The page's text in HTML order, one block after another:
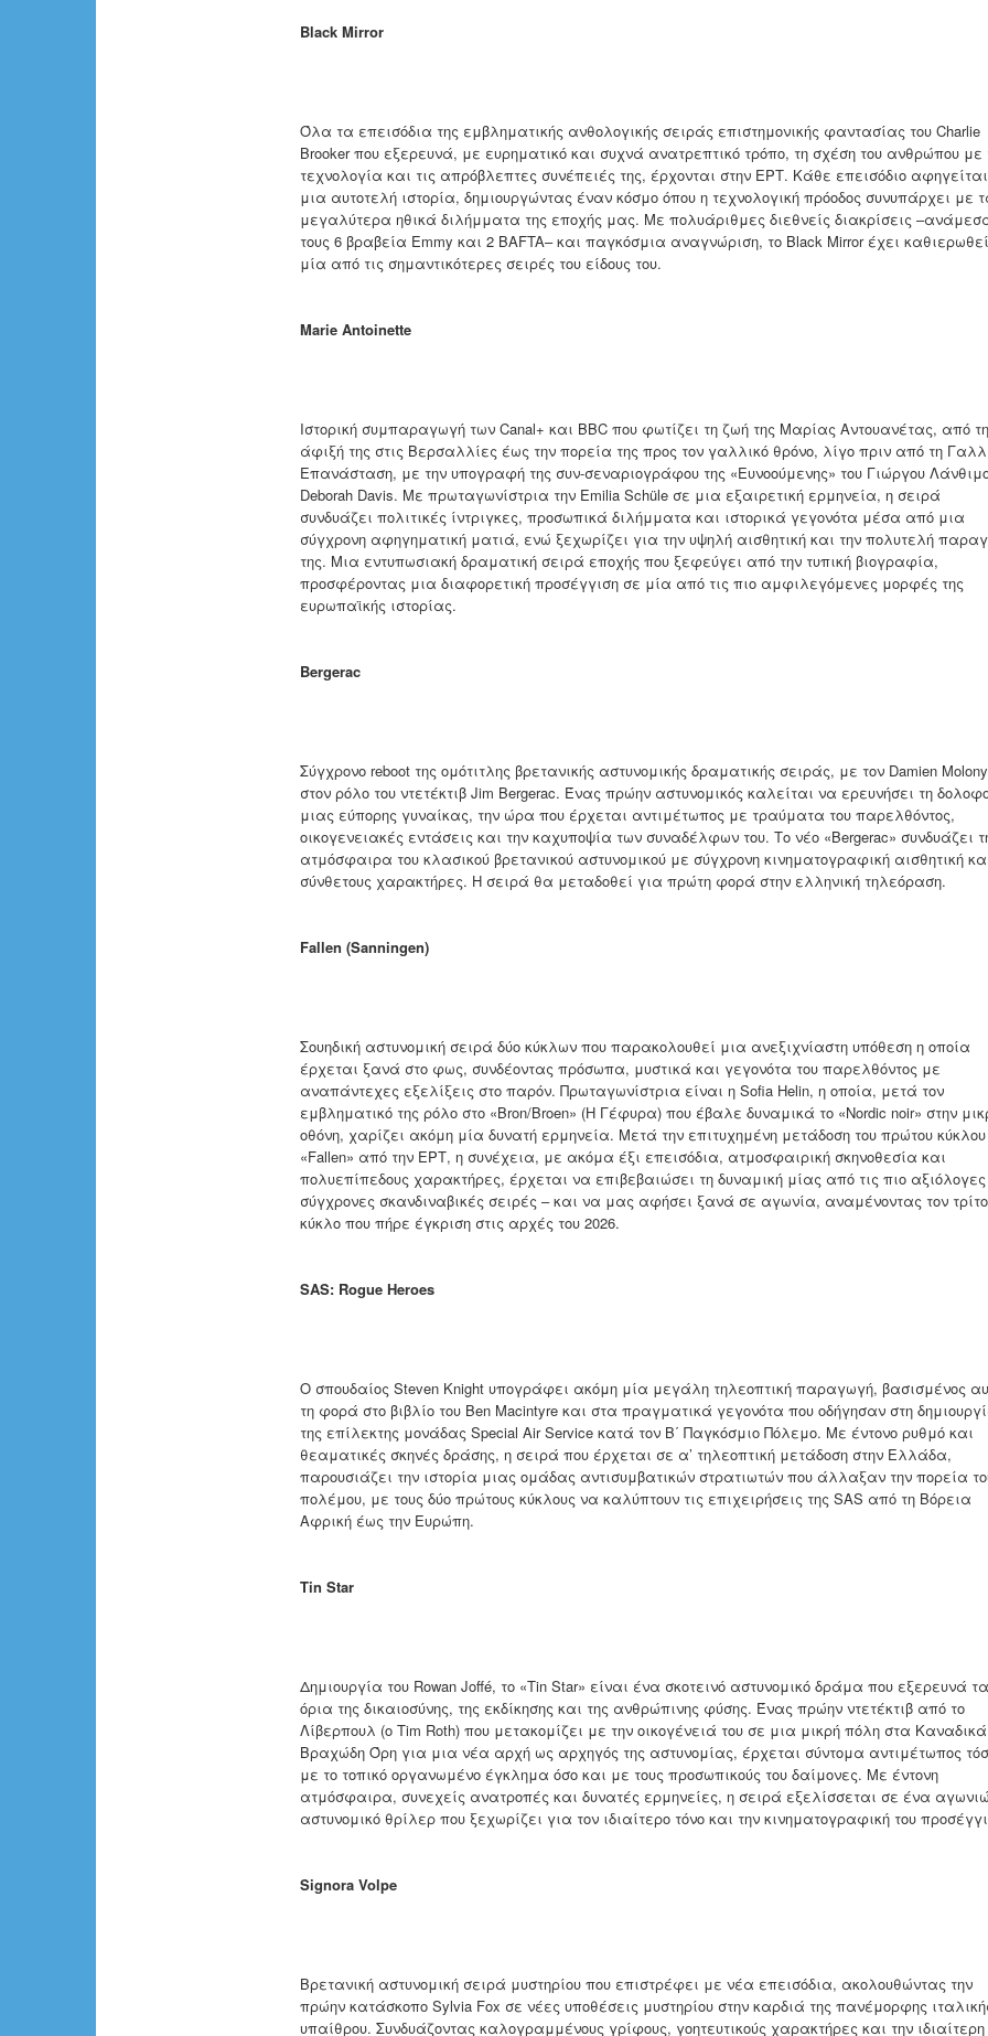
Black Mirror
Όλα τα επεισόδια της εμβληματικής ανθολογικής σειράς επιστημονικής φαντασίας του Charlie
Brooker που εξερευνά, με ευρηματικό και συχνά ανατρεπτικό τρόπο, τη σχέση του ανθρώπου με
τεχνολογία και τις απρόβλεπτες συνέπειές της, έρχονται στην ΕΡΤ. Κάθε επεισόδιο αφηγείται
μια αυτοτελή ιστορία, δημιουργώντας έναν κόσμο όπου η τεχνολογική πρόοδος συνυπάρχει με
μεγαλύτερα ηθικά διλήμματα της εποχής μας. Με πολυάριθμες διεθνείς διακρίσεις
τους 6 βραβεία Emmy και 2 BAFTA– και παγκόσμια αναγνώριση, το Black Mirror έχει
μία από τις σημαντικότερες σειρές του είδους του.
Marie Antoinette
Ιστορική συμπαραγωγή των Canal+ και BBC που φωτίζει τη ζωή της Μαρίας Αντουανέτας, από
άφιξή της στις Βερσαλλίες έως την πορεία της προς τον γαλλικό θρόνο, λίγο πριν από τη
Επανάσταση, με την υπογραφή της συν-σεναριογράφου της «Ευνοούμενης» του Γιώργου
Deborah Davis. Με πρωταγωνίστρια την Emilia Schüle σε μια εξαιρετική ερμηνεία, η σειρά
συνδυάζει πολιτικές ίντριγκες, προσωπικά διλήμματα και ιστορικά γεγονότα μέσα από μια
σύγχρονη αφηγηματική ματιά, ενώ ξεχωρίζει για την υψηλή αισθητική και την πολυτελή
της. Μια εντυπωσιακή δραματική σειρά εποχής που ξεφεύγει από την τυπική βιογραφία,
προσφέροντας μια διαφορετική προσέγγιση σε μία από τις πιο αμφιλεγόμενες μορφές της
ευρωπαϊκής ιστορίας.
Bergerac
Σύγχρονο reboot της ομότιτλης βρετανικής αστυνομικής δραματικής σειράς, με τον Damien Molony
στον ρόλο του ντετέκτιβ Jim Bergerac. Ένας πρώην αστυνομικός καλείται να ερευνήσει τη
μιας εύπορης γυναίκας, την ώρα που έρχεται αντιμέτωπος με τραύματα του παρελθόντος,
οικογενειακές εντάσεις και την καχυποψία των συναδέλφων του. Το νέο «Bergerac» συνδυάζει
ατμόσφαιρα του κλασικού βρετανικού αστυνομικού με σύγχρονη κινηματογραφική αισθητική
σύνθετους χαρακτήρες. Η σειρά θα μεταδοθεί για πρώτη φορά στην ελληνική τηλεόραση.
Fallen (Sanningen)
Σουηδική αστυνομική σειρά δύο κύκλων που παρακολουθεί μια ανεξιχνίαστη υπόθεση η οποία
έρχεται ξανά στο φως, συνδέοντας πρόσωπα, μυστικά και γεγονότα του παρελθόντος με
αναπάντεχες εξελίξεις στο παρόν. Πρωταγωνίστρια είναι η Sofia Helin, η οποία, μετά τον
εμβληματικό της ρόλο στο «Bron/Broen» (Η Γέφυρα) που έβαλε δυναμικά το «Nordic noir» στην
οθόνη, χαρίζει ακόμη μία δυνατή ερμηνεία. Μετά την επιτυχημένη μετάδοση του πρώτου κύκλου
«Fallen» από την ΕΡΤ, η συνέχεια, με ακόμα έξι επεισόδια, ατμοσφαιρική σκηνοθεσία και
πολυεπίπεδους χαρακτήρες, έρχεται να επιβεβαιώσει τη δυναμική μίας από τις πιο αξιόλογες
σύγχρονες σκανδιναβικές σειρές – και να μας αφήσει ξανά σε αγωνία, αναμένοντας τον τρίτο
κύκλο που πήρε έγκριση στις αρχές του 2026.
SAS: Rogue Heroes
Ο σπουδαίος Steven Knight υπογράφει ακόμη μία μεγάλη τηλεοπτική παραγωγή, βασισμένος
τη φορά στο βιβλίο του Ben Macintyre και στα πραγματικά γεγονότα που οδήγησαν στη
της επίλεκτης μονάδας Special Air Service κατά τον Β΄ Παγκόσμιο Πόλεμο. Με έντονο ρυθμό και
θεαματικές σκηνές δράσης, η σειρά που έρχεται σε α’ τηλεοπτική μετάδοση στην Ελλάδα,
παρουσιάζει την ιστορία μιας ομάδας αντισυμβατικών στρατιωτών που άλλαξαν την πορεία
πολέμου, με τους δύο πρώτους κύκλους να καλύπτουν τις επιχειρήσεις της SAS από τη Βόρεια
Αφρική έως την Ευρώπη.
Tin Star
Δημιουργία του Rowan Joffé, το «Tin Star» είναι ένα σκοτεινό αστυνομικό δράμα που εξερευνά τα
όρια της δικαιοσύνης, της εκδίκησης και της ανθρώπινης φύσης. Ένας πρώην ντετέκτιβ από το
Λίβερπουλ (ο Tim Roth) που μετακομίζει με την οικογένειά του σε μια μικρή πόλη στα Καναδικά
Βραχώδη Όρη για μια νέα αρχή ως αρχηγός της αστυνομίας, έρχεται σύντομα αντιμέτωπος
με το τοπικό οργανωμένο έγκλημα όσο και με τους προσωπικούς του δαίμονες. Με έντονη
ατμόσφαιρα, συνεχείς ανατροπές και δυνατές ερμηνείες, η σειρά εξελίσσεται σε ένα
αστυνομικό θρίλερ που ξεχωρίζει για τον ιδιαίτερο τόνο και την κινηματογραφική του
Signora Volpe
Βρετανική αστυνομική σειρά μυστηρίου που επιστρέφει με νέα επεισόδια, ακολουθώντας την
πρώην κατάσκοπο Sylvia Fox σε νέες υποθέσεις μυστηρίου στην καρδιά της πανέμορφης
υπαίθρου. Συνδυάζοντας καλογραμμένους γρίφους, γοητευτικούς χαρακτήρες και την ιδιαίτερη